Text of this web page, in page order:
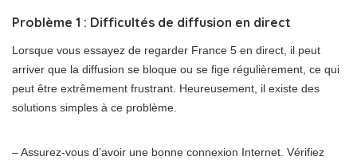
Problème 1 : Difficultés de diffusion en direct
Lorsque vous essayez de regarder France 5 en direct, il peut
arriver que la diffusion se bloque ou se fige régulièrement, ce qui
peut être extrêmement frustrant. Heureusement, il existe des
solutions simples à ce problème.
– Assurez-vous d’avoir une bonne connexion Internet. Vérifiez